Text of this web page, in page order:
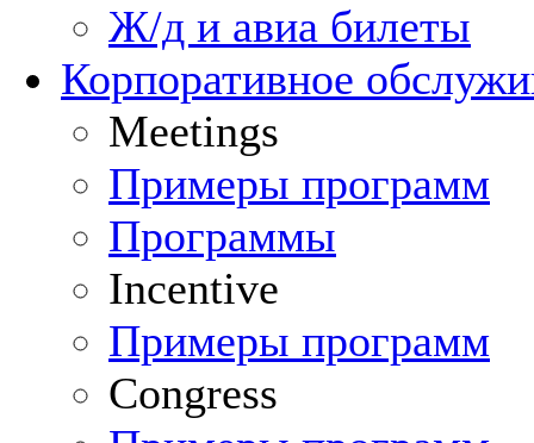
Ж/д и авиа билеты
Корпоративное
Meetings
Примеры программ
Программы
Incentive
Примеры программ
Congress